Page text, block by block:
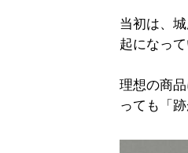
当初は、
起になっ
理想の商
っても「